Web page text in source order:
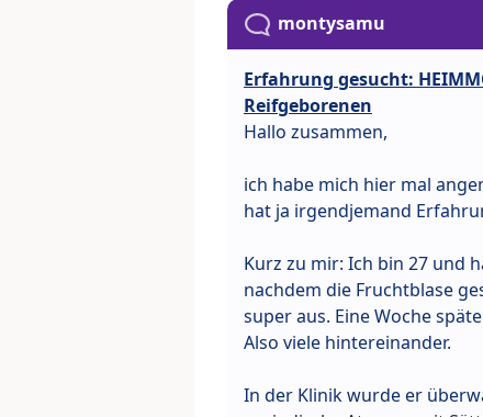
montysamu
Erfahrung gesucht:
Reifgeborenen
Hallo zusammen,
ich habe mich hier mal
hat ja irgendjemand
Kurz zu mir: Ich bin 27 und
nachdem die Fruchtblase
super aus. Eine Woche
Also viele hintereinander.
In der Klinik wurde er